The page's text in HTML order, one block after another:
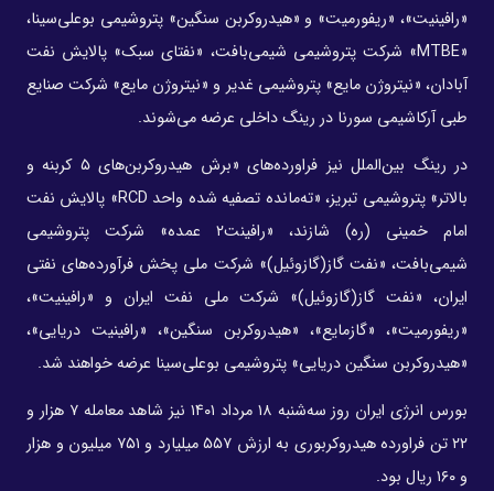
«رافینیت»، «ریفورمیت» و «هیدروکربن سنگین» پتروشیمی بوعلی‌سینا،
«MTBE» شرکت پتروشیمی شیمی‌بافت، «نفتای سبک» پالایش نفت
آبادان، «نیتروژن مایع» پتروشیمی غدیر و «نیتروژن مایع» شرکت صنایع
طبی آرکاشیمی سورنا در رینگ داخلی عرضه می‌شوند.
در رینگ بین‌الملل نیز فراورده‌های «برش هیدروکربن‌های ۵ کربنه و
بالاتر» پتروشیمی تبریز، «ته‌مانده تصفیه شده واحد RCD» پالایش نفت
امام خمینی (ره) شازند، «رافینت۲ عمده» شرکت پتروشیمی
شیمی‌بافت، «نفت گاز(گازوئیل)» شرکت ملی پخش فرآورده‌های نفتی
ایران، «نفت گاز(گازوئیل)» شرکت ملی نفت ایران و «رافینیت»،
«ریفورمیت»، «گازمایع»، «هیدروکربن سنگین»، «رافینیت دریایی»،
«هیدروکربن سنگین دریایی» پتروشیمی بوعلی‌سینا عرضه خواهند شد.
بورس انرژی ایران روز سه‌شنبه ۱۸ مرداد ۱۴۰۱ نیز شاهد معامله ۷ هزار و
۲۲ تن فراورده هیدروکربوری به ارزش ۵۵۷ میلیارد و ۷۵۱ میلیون و هزار
و ۱۶۰ ریال بود.